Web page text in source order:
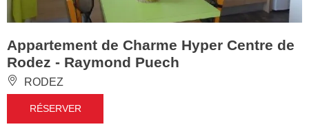
Appartement de Charme Hyper Centre de
Rodez - Raymond Puech
RODEZ
RÉSERVER